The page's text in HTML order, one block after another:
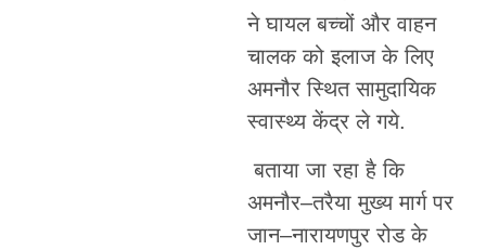
ने घायल बच्चों और वाहन
चालक को इलाज के लिए
अमनौर स्थित सामुदायिक
स्वास्थ्य केंद्र ले गये.
बताया जा रहा है कि
अमनौर–तरैया मुख्य मार्ग पर
जान–नारायणपुर रोड के